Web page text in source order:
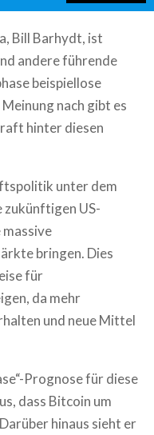
Bill Barhydt, ist
andere führende
beispiellose
nach gibt es
hinter diesen
unter dem
zukünftigen US-
bringen. Dies
für
da mehr
und neue Mittel
Prognose für diese
dass Bitcoin um
hinaus sieht er